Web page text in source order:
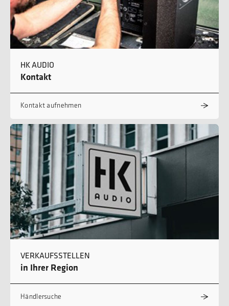
HK AUDIO
Kontakt
Kontakt aufnehmen
VERKAUFSSTELLEN
in Ihrer Region
Händlersuche